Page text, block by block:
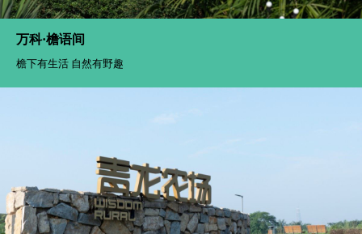
万科·檐语间
檐下有生活 自然有野趣